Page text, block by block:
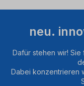
neu.
Dafür stehen wir!
Dabei konzentrieren